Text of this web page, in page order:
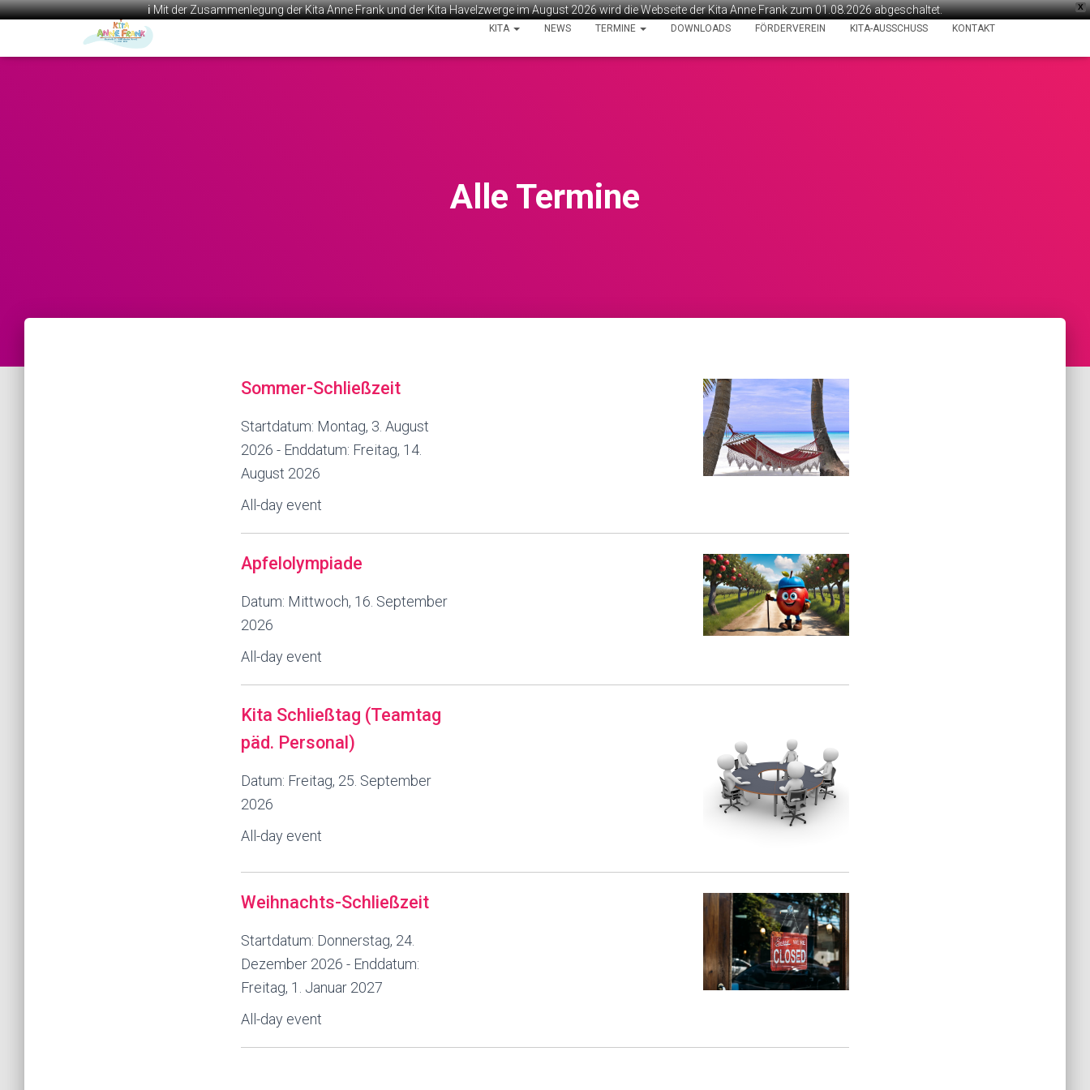
X
ℹ️ Mit der Zusammenlegung der Kita Anne Frank und der Kita Havelzwerge im August 2026 wird die Webseite der Kita Anne Frank zum 01.08.2026 abgeschaltet.
KITA NEWS TERMINE DOWNLOADS FÖRDERVEREIN KITA-AUSSCHUSS KONTAKT
Alle Termine
Sommer-Schließzeit
Startdatum: Montag, 3. August
2026 - Enddatum: Freitag, 14.
August 2026
All-day event
Apfelolympiade
Datum: Mittwoch, 16. September
2026
All-day event
Kita Schließtag (Teamtag
päd. Personal)
Datum: Freitag, 25. September
2026
All-day event
Weihnachts-Schließzeit
Startdatum: Donnerstag, 24.
Dezember 2026 - Enddatum:
Freitag, 1. Januar 2027
All-day event